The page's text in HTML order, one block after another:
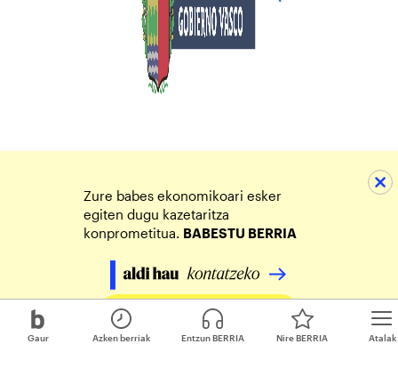
Gaur Atalak
Azken berriak Entzun BERRIA Nire BERRIA
Zure babes ekonomikoari esker
egiten dugu kazetaritza
konprometitua. BABESTU BERRIA
Egin zure ekarpena